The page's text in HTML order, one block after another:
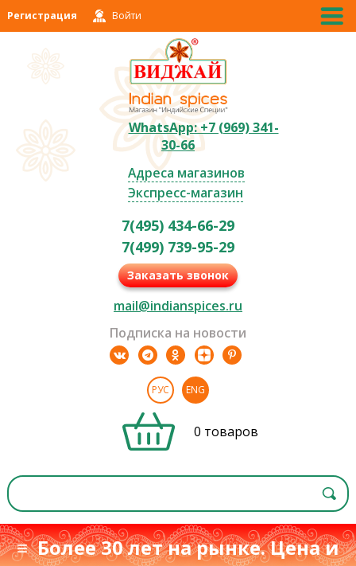
Регистрация Войти
WhatsApp: +7 (969) 341-
30-66
Адреса магазинов
Экспресс-магазин
7(495) 434-66-29
7(499) 739-95-29
Заказать звонок
mail@indianspices.ru
Подписка на новости
РУС ENG
0 товаров
≡ Более 30 лет на рынке. Цена и